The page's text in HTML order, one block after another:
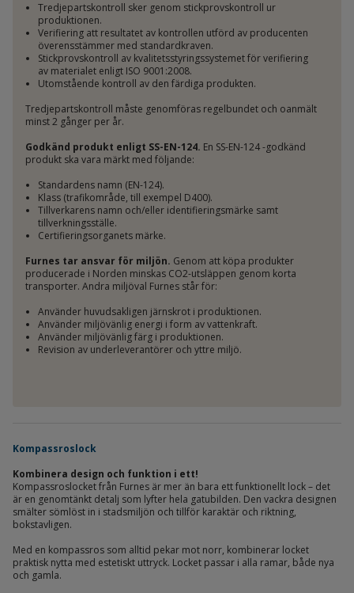
Tredjepartskontroll sker genom stickprovskontroll ur
produktionen.
Verifiering att resultatet av kontrollen utförd av producenten
överensstämmer med standardkraven.
Stickprovskontroll av kvalitetsstyringssystemet för verifiering
av materialet enligt ISO 9001:2008.
Utomstående kontroll av den färdiga produkten.
Tredjepartskontroll måste genomföras regelbundet och oanmält
minst 2 gånger per år.
Godkänd produkt enligt SS-EN-124. En SS-EN-124 -godkänd
produkt ska vara märkt med följande:
Standardens namn (EN-124).
Klass (trafikområde, till exempel D400).
Tillverkarens namn och/eller identifieringsmärke samt
tillverkningsställe.
Certifieringsorganets märke.
Furnes tar ansvar för miljön. Genom att köpa produkter
producerade i Norden minskas CO2-utsläppen genom korta
transporter. Andra miljöval Furnes står för:
Använder huvudsakligen järnskrot i produktionen.
Använder miljövänlig energi i form av vattenkraft.
Använder miljövänlig färg i produktionen.
Revision av underleverantörer och yttre miljö.
Kompassroslock
Kombinera design och funktion i ett!
Kompassroslocket från Furnes är mer än bara ett funktionellt lock – det
är en genomtänkt detalj som lyfter hela gatubilden. Den vackra designen
smälter sömlöst in i stadsmiljön och tillför karaktär och riktning,
bokstavligen.
Med en kompassros som alltid pekar mot norr, kombinerar locket
praktisk nytta med estetiskt uttryck. Locket passar i alla ramar, både nya
och gamla.